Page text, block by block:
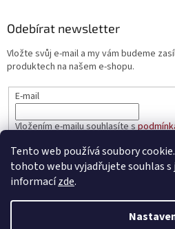
Tento web používá soubory
tohoto webu vyjadřujete souhlas s
informacízde.
Odebírat newsletter
Vložte svůj e-mail a my vám budeme
produktech na našem e-shopu.
E-mail
Vložením e-mailu souhlasíte s
PŘIHLÁSIT SE
Vytvořil